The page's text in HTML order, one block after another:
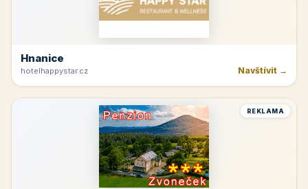
Hnanice
hotelhappystar.cz Navštívit →
REKLAMA